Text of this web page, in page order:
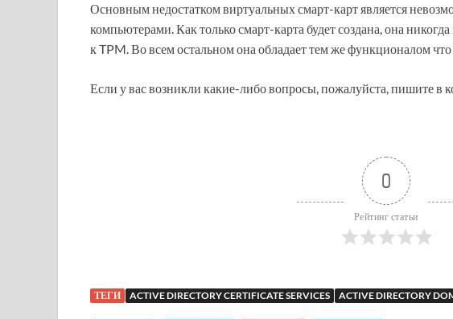
Основным недостатком виртуальных смарт-карт является
компьютерами. Как только смарт-карта будет создана, она
к TPM. Во всем остальном она обладает тем же функционалом
Если у вас возникли какие-либо вопросы, пожалуйста, пишите в
0
Рейтинг статьи
ТЕГИ ACTIVE DIRECTORY CERTIFICATE SERVICES ACTIVE DIRECTORY